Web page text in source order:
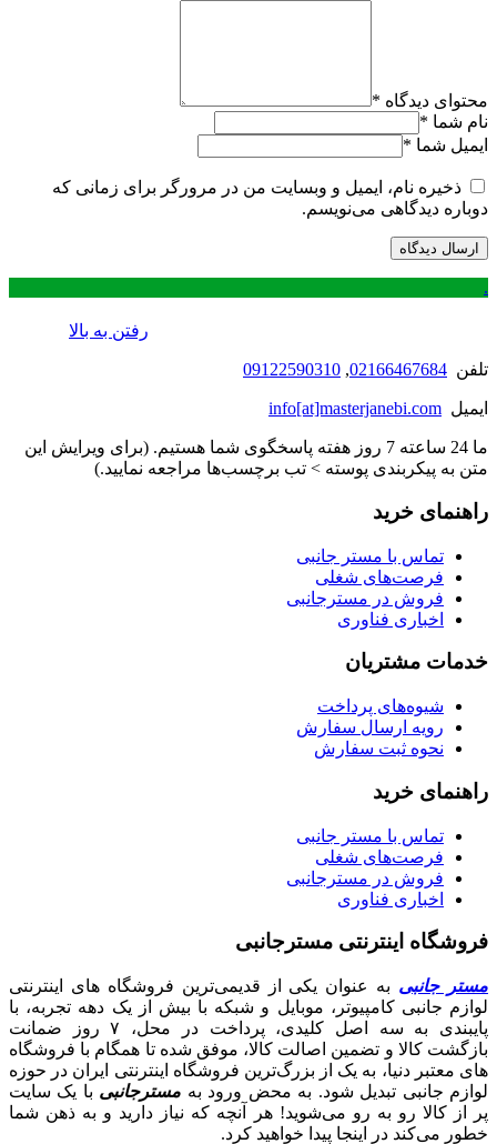
محتوای دیدگاه *
نام شما *
ایمیل شما *
ذخیره نام، ایمیل و وبسایت من در مرورگر برای زمانی که
دوباره دیدگاهی می‌نویسم.
.
رفتن به بالا
تلفن 02166467684
,
09122590310
ایمیل info[at]masterjanebi.com
ما 24 ساعته 7 روز هفته پاسخگوی شما هستیم. (برای ویرایش این
متن به پیکربندی پوسته > تب برچسب‌ها مراجعه نمایید.)
راهنمای خرید
تماس با مستر جانبی
فرصت‌های شغلی
فروش در مسترجانبی
اخباری فناوری
خدمات مشتریان
شیوه‌های پرداخت
رویه ارسال سفارش
نحوه ثبت سفارش
راهنمای خرید
تماس با مستر جانبی
فرصت‌های شغلی
فروش در مسترجانبی
اخباری فناوری
فروشگاه اینترنتی مسترجانبی
مستر جانبی به عنوان یکی از قدیمی‌ترین فروشگاه های اینترنتی
لوازم جانبی کامپیوتر، موبایل و شبکه با بیش از یک دهه تجربه، با
پایبندی به سه اصل کلیدی، پرداخت در محل، ۷ روز ضمانت
بازگشت کالا و تضمین اصالت کالا، موفق شده تا همگام با فروشگاه‌
های معتبر دنیا، به یک از بزرگ‌ترین فروشگاه اینترنتی ایران در حوزه
لوازم جانبی تبدیل شود. به محض ورود به مسترجانبی با یک سایت
پر از کالا رو به رو می‌شوید! هر آنچه که نیاز دارید و به ذهن شما
خطور می‌کند در اینجا پیدا خواهید کرد.